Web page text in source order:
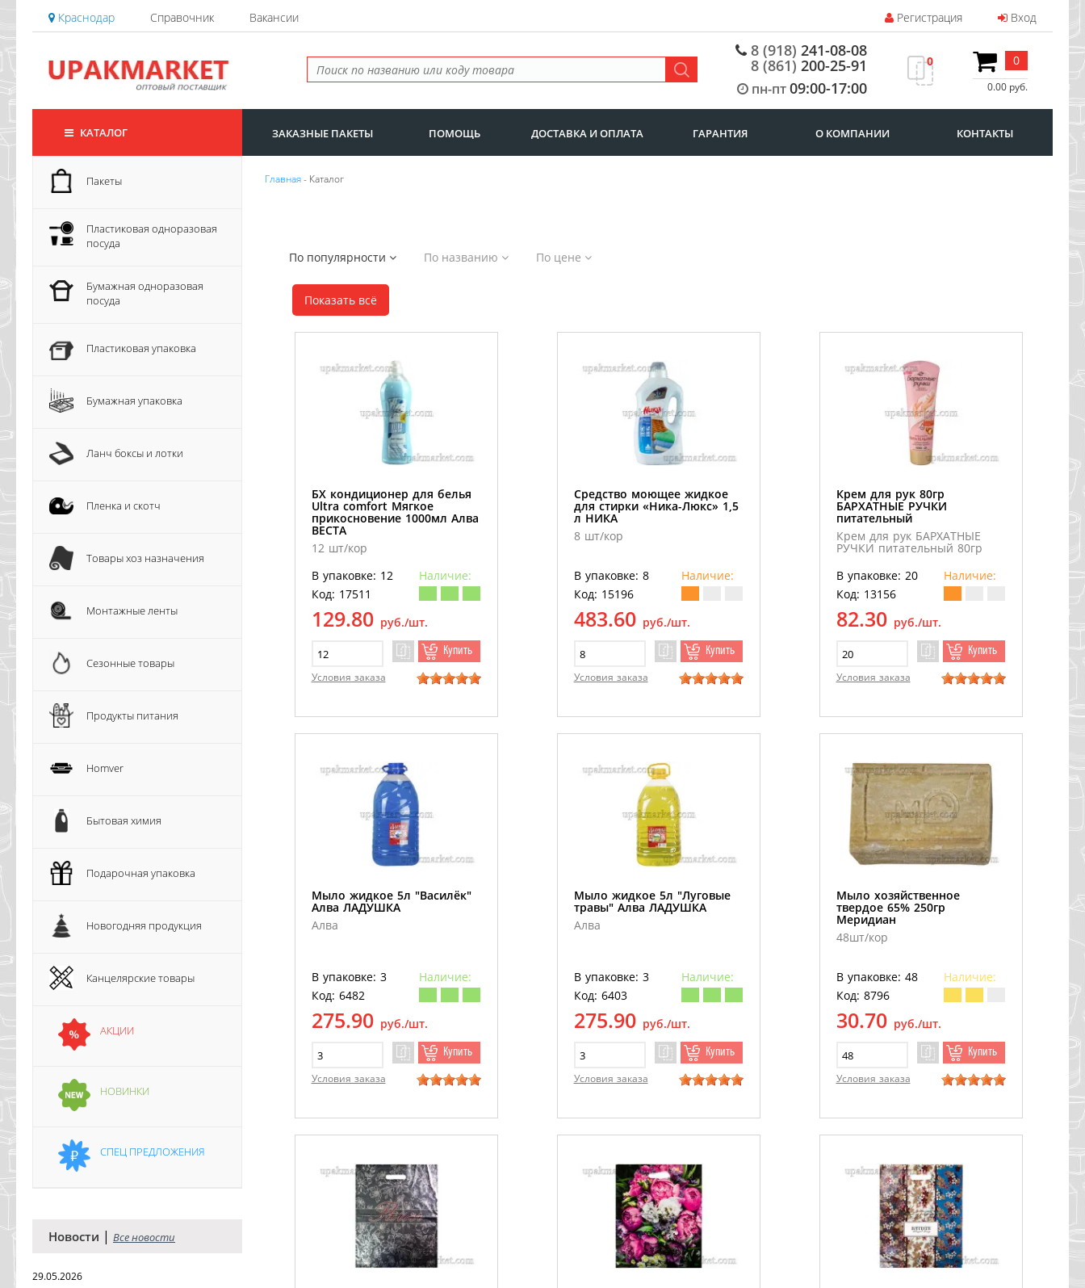
Краснодар Справочник Вакансии Регистрация Вход
8 (918) 241-08-08
8 (861) 200-25-91
пн-пт09:00-17:00
0 0
0.00 руб.
КАТАЛОГ ЗАКАЗНЫЕ ПАКЕТЫ ПОМОЩЬ ДОСТАВКА И ОПЛАТА ГАРАНТИЯ О КОМПАНИИ КОНТАКТЫ
Пакеты
Пластиковая одноразовая
посуда
Бумажная одноразовая
посуда
Пластиковая упаковка
Бумажная упаковка
Ланч боксы и лотки
Пленка и скотч
Товары хоз назначения
Монтажные ленты
Сезонные товары
Продукты питания
Homver
Бытовая химия
Подарочная упаковка
Новогодняя продукция
Канцелярские товары
АКЦИИ
НОВИНКИ
СПЕЦ ПРЕДЛОЖЕНИЯ
Новости | Все новости
29.05.2026
Главная- Каталог
По популярности По названию По цене
Показать всё
БХ кондиционер для белья
Ultra comfort Мягкое
прикосновение 1000мл Алва
ВЕСТА
12 шт/кор
В упаковке: 12
Наличие:
Код: 17511
129.80 руб./шт.
Купить
Условия заказа
Средство моющее жидкое
для стирки «Ника-Люкс» 1,5
л НИКА
8 шт/кор
В упаковке: 8
Наличие:
Код: 15196
483.60 руб./шт.
Купить
Условия заказа
Крем для рук 80гр
БАРХАТНЫЕ РУЧКИ
питательный
Крем для рук БАРХАТНЫЕ
РУЧКИ питательный 80гр
В упаковке: 20
Наличие:
Код: 13156
82.30 руб./шт.
Купить
Условия заказа
Мыло жидкое 5л "Василёк"
Алва ЛАДУШКА
Алва
В упаковке: 3
Наличие:
Код: 6482
275.90 руб./шт.
Купить
Условия заказа
Мыло жидкое 5л "Луговые
травы" Алва ЛАДУШКА
Алва
В упаковке: 3
Наличие:
Код: 6403
275.90 руб./шт.
Купить
Условия заказа
Мыло хозяйственное
твердое 65% 250гр
Меридиан
48шт/кор
В упаковке: 48
Наличие:
Код: 8796
30.70 руб./шт.
Купить
Условия заказа